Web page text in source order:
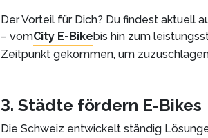
Der Vorteil für Dich? Du findest aktuell
– vomCity E-Bikebis hin zum
Zeitpunkt gekommen, um
3. Städte fördern E-Bikes
Die Schweiz entwickelt ständig